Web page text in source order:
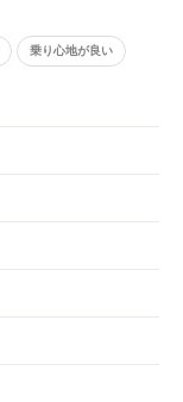
乗り心地が良い